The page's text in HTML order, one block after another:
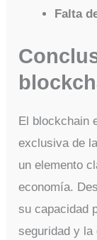
Falta
El blockchain
exclusiva de
un elemento
economía.
su capacidad
seguridad y la